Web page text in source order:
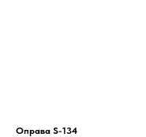
Оправа S-134